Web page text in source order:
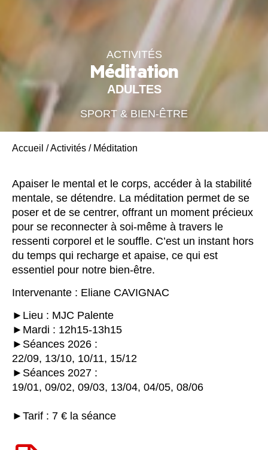
ACTIVITÉS
Méditation
ADULTES
SPORT & BIEN-ÊTRE
Accueil /Activités / Méditation
Apaiser le mental et le corps, accéder à la stabilité
mentale, se détendre. La méditation permet de se
poser et de se centrer, offrant un moment précieux
pour se reconnecter à soi-même à travers le
ressenti corporel et le souffle. C’est un instant hors
du temps qui recharge et apaise, ce qui est
essentiel pour notre bien-être.
Intervenante : Eliane CAVIGNAC
►Lieu : MJC Palente
►Mardi : 12h15-13h15
►Séances 2026 :
22/09, 13/10, 10/11, 15/12
►Séances 2027 :
19/01, 09/02, 09/03, 13/04, 04/05, 08/06
►Tarif : 7 € la séance